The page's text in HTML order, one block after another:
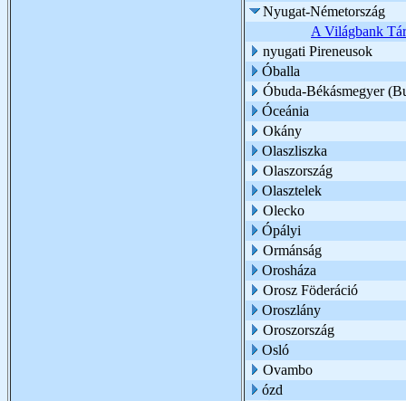
Nyugat-Németország
A Világbank
nyugati Pireneusok
Óballa
Óbuda-Békásmegyer
Óceánia
Okány
Olaszliszka
Olaszország
Olasztelek
Olecko
Ópályi
Ormánság
Orosháza
Orosz Föderáció
Oroszlány
Oroszország
Osló
Ovambo
ózd